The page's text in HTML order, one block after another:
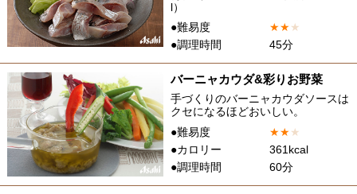
l）
●難易度
★★★
●調理時間
45分
バーニャカウダ&彩りお野菜
手づくりのバーニャカウダソースは
クセになるほどおいしい。
●難易度
★★★
●カロリー
361kcal
●調理時間
60分